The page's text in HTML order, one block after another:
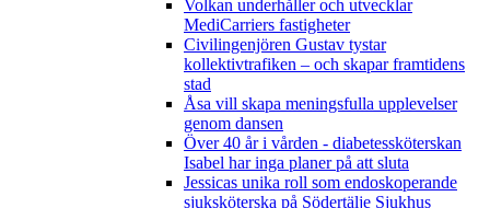
Volkan underhåller och utvecklar
MediCarriers fastigheter
Civilingenjören Gustav tystar
kollektivtrafiken – och skapar framtidens
stad
Åsa vill skapa meningsfulla upplevelser
genom dansen
Över 40 år i vården - diabetessköterskan
Isabel har inga planer på att sluta
Jessicas unika roll som endoskoperande
sjuksköterska på Södertälje Sjukhus